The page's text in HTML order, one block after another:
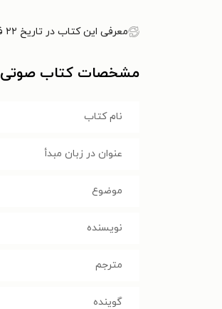
معرفی این کتاب در تاریخ ۲۲ فروردین ۱۴۰۵ به‌روزرسانی شده است.
مشخصات کتاب صوتی
نام کتاب
عنوان در زبان مبدأ
موضوع
نویسنده
مترجم
گوینده